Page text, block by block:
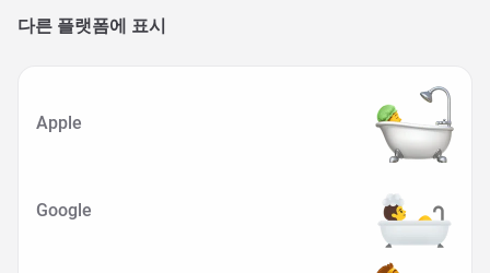
다른 플랫폼에 표시
Apple
Google